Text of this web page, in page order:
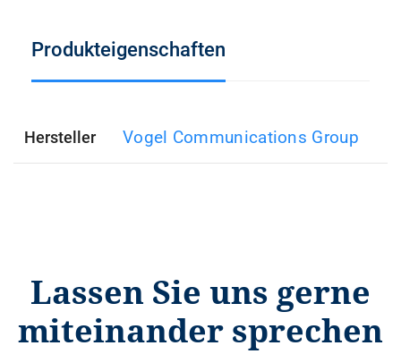
Produkteigenschaften
Hersteller Vogel Communications Group
Lassen Sie uns gerne
miteinander sprechen